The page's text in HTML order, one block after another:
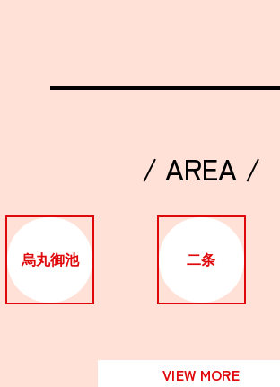
/ AREA /
烏丸御池 二条
VIEW MORE